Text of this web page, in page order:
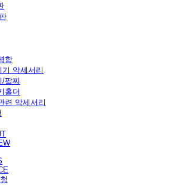
함
기 악세서리
/팔찌
홀더
련 악세서리